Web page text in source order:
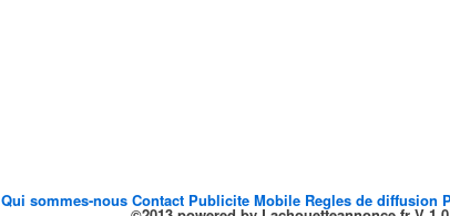
Qui sommes-nous Contact Publicite Mobile Regles de diffusion